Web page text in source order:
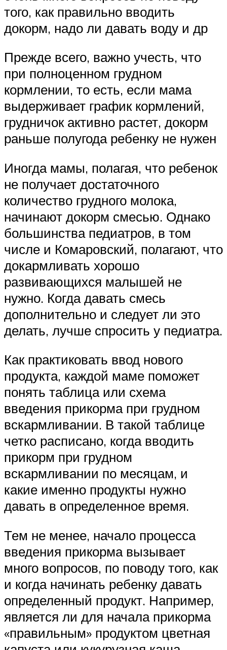
того, как правильно вводить
докорм, надо ли давать воду и др
Прежде всего, важно учесть, что
при полноценном грудном
кормлении, то есть, если мама
выдерживает график кормлений,
грудничок активно растет, докорм
раньше полугода ребенку не нужен
Иногда мамы, полагая, что ребенок
не получает достаточного
количество грудного молока,
начинают докорм смесью. Однако
большинства педиатров, в том
числе и Комаровский, полагают, что
докармливать хорошо
развивающихся малышей не
нужно. Когда давать смесь
дополнительно и следует ли это
делать, лучше спросить у педиатра.
Как практиковать ввод нового
продукта, каждой маме поможет
понять таблица или схема
введения прикорма при грудном
вскармливании. В такой таблице
четко расписано, когда вводить
прикорм при грудном
вскармливании по месяцам, и
какие именно продукты нужно
давать в определенное время.
Тем не менее, начало процесса
введения прикорма вызывает
много вопросов, по поводу того, как
и когда начинать ребенку давать
определенный продукт. Например,
является ли для начала прикорма
«правильным» продуктом цветная